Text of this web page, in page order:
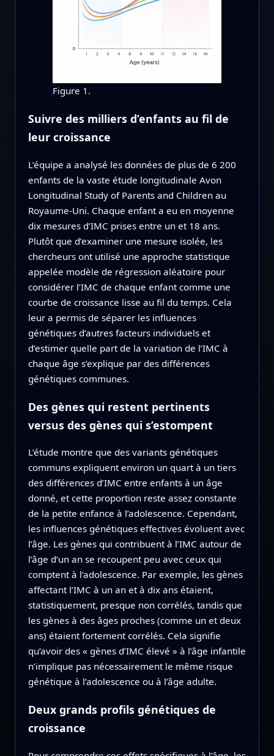
Figure 1.
Suivre des milliers d’enfants au fil de
leur croissance
L’équipe a analysé les données de plus de 6 200
enfants de la vaste étude longitudinale Avon
Longitudinal Study of Parents and Children au
Royaume-Uni. Chaque enfant a eu en moyenne
dix mesures d’IMC prises entre un et 18 ans.
Plutôt que d’examiner une mesure isolée, les
chercheurs ont utilisé une approche statistique
appelée modèle de régression aléatoire pour
considérer l’IMC de chaque enfant comme une
courbe de croissance lisse au fil du temps. Cela
leur a permis de séparer les influences
génétiques d’autres facteurs individuels et
d’estimer quelle part de la variation de l’IMC à
chaque âge s’explique par des différences
génétiques communes.
Des gènes qui restent pertinents
versus des gènes qui s’estompent
L’étude montre que des variants génétiques
communs expliquent environ un quart à un tiers
des différences d’IMC entre enfants à un âge
donné, et cette proportion reste assez constante
de la petite enfance à l’adolescence. Cependant,
les influences génétiques effectives évoluent avec
l’âge. Les gènes qui contribuent à l’IMC autour de
l’âge d’un an se recoupent peu avec ceux qui
comptent à l’adolescence. Par exemple, les gènes
affectant l’IMC à un an et à dix ans étaient,
statistiquement, presque non corrélés, tandis que
les gènes à des âges proches (comme un et deux
ans) étaient fortement corrélés. Cela signifie
qu’avoir des « gènes d’IMC élevé » à l’âge infantile
n’implique pas nécessairement le même risque
génétique à l’adolescence ou à l’âge adulte.
Deux grands profils génétiques de
croissance